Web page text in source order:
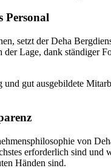
Personal
setzt der Deha
Lage, dank ständiger
gut ausgebildete
von
erforderlich sind
Händen sind.